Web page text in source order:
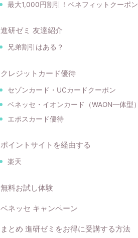
最大1,000円割引！ベネフィットクーポン
進研ゼミ 友達紹介
兄弟割引はある？
クレジットカード優待
セゾンカード・UCカードクーポン
ベネッセ・イオンカード（WAON一体型）
エポスカード優待
ポイントサイトを経由する
楽天
無料お試し体験
ベネッセ キャンペーン
まとめ 進研ゼミをお得に受講する方法